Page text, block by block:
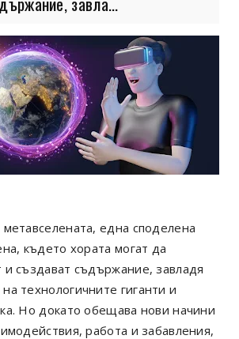
една споделена
където хората могат да
и създават съдържание, завладя
технологичните гиганти и
Но докато обещава нови начини
работа и забавления,